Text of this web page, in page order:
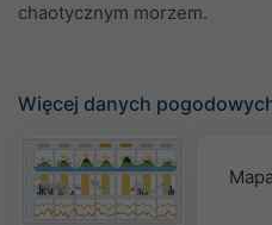
chaotycznym morzem.
Więcej danych